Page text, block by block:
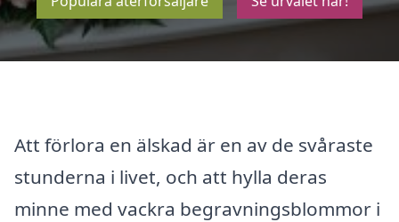
Att förlora en älskad är en av de svåraste
stunderna i livet, och att hylla deras
minne med vackra begravningsblommor i